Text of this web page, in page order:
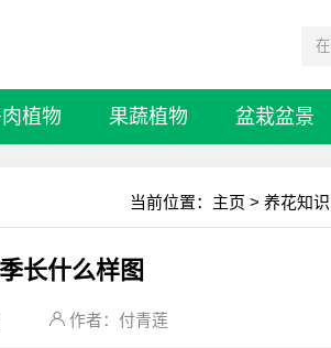
植物 果蔬植物 盆栽盆景
当前位置： 主页 > 养花知识
长什么样图
作者：付青莲